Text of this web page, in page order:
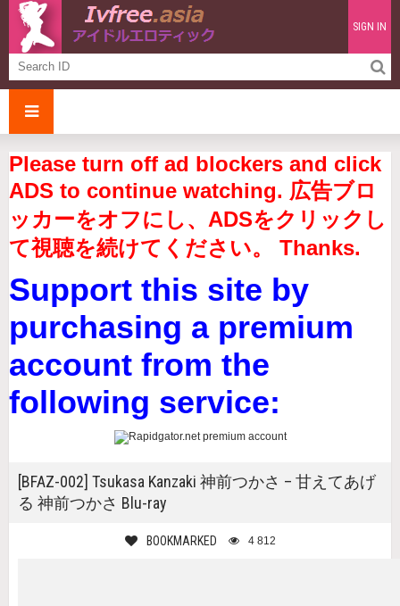
SIGN IN
Please turn off ad blockers and click
ADS to continue watching. 広告ブロ
ッカーをオフにし、ADSをクリックし
て視聴を続けてください。 Thanks.
Support this site by
purchasing a premium
account from the
following service:
[BFAZ-002] Tsukasa Kanzaki 神前つかさ – 甘えてあげ
る 神前つかさ Blu-ray
BOOKMARKED 4 812